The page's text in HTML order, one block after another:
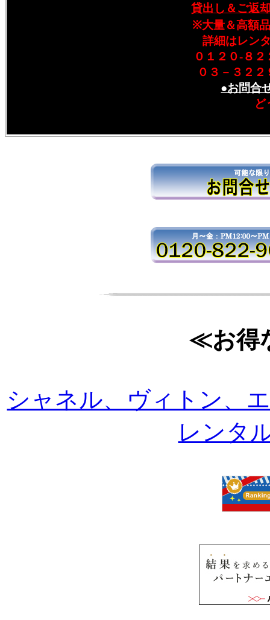
貸出し＆ご返
※大量＆高額
詳細はレン
０１２０-８
０３－３２
●お問合
ど
≪お得
シャネル、ヴィトン、
レンタ